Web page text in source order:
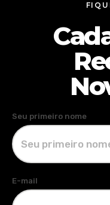
Seu primeiro nome
E-mail